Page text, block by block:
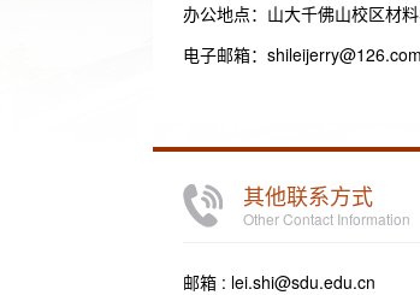
办公地点：山大千佛山校区材
电子邮箱： shileijerry@126.com
其他联系方式
Other Contact Information
邮箱 : lei.shi@sdu.edu.cn